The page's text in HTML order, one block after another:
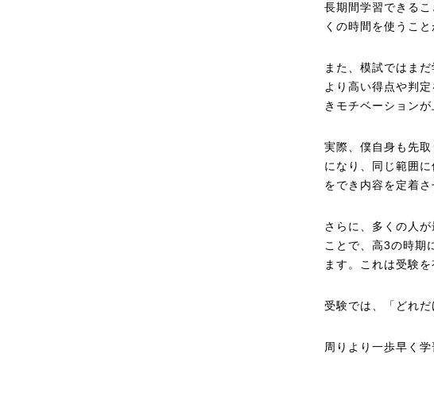
長期間学習できる
くの時間を使うこ
また、模試ではま
より高い得点や判
きモチベーション
実際、僕自身も先
になり、同じ範囲
をでき内容を定着
さらに、多くの人
ことで、高3の時期
ます。これは受験
受験では、「どれ
周りより一歩早く